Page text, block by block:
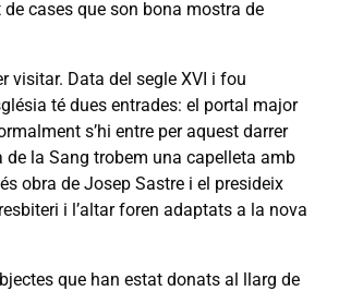
cases que son bona mostra de
visitar. Data del segle XVI i fou
té dues entrades: el portal major
s’hi entre per aquest darrer
la Sang trobem una capelleta amb
obra de Josep Sastre i el presideix
i l’altar foren adaptats a la nova
que han estat donats al llarg de